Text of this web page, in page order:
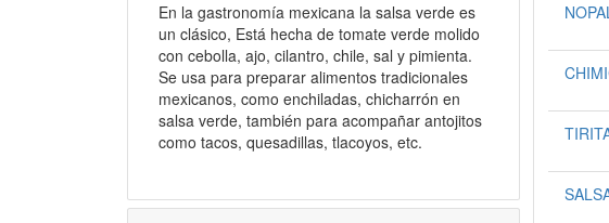
En la gastronomía mexicana la salsa verde es
un clásico, Está hecha de tomate verde molido
con cebolla, ajo, cilantro, chile, sal y pimienta.
Se usa para preparar alimentos tradicionales
mexicanos, como enchiladas, chicharrón en
salsa verde, también para acompañar antojitos
como tacos, quesadillas, tlacoyos, etc.